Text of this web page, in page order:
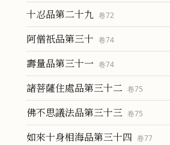
十忍品第二十九 卷72
阿僧祇品第三十 卷74
壽量品第三十一 卷74
諸菩薩住處品第三十二 卷75
佛不思議法品第三十三 卷75
如來十身相海品第三十四 卷77